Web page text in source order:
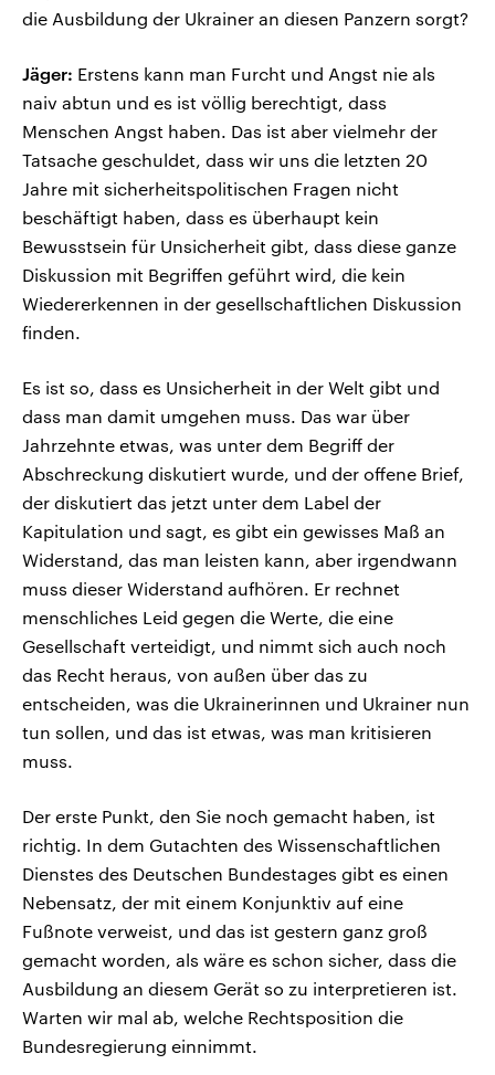
die Ausbildung der Ukrainer an diesen Panzern sorgt?
Jäger: Erstens kann man Furcht und Angst nie als
naiv abtun und es ist völlig berechtigt, dass
Menschen Angst haben. Das ist aber vielmehr der
Tatsache geschuldet, dass wir uns die letzten 20
Jahre mit sicherheitspolitischen Fragen nicht
beschäftigt haben, dass es überhaupt kein
Bewusstsein für Unsicherheit gibt, dass diese ganze
Diskussion mit Begriffen geführt wird, die kein
Wiedererkennen in der gesellschaftlichen Diskussion
finden.
Es ist so, dass es Unsicherheit in der Welt gibt und
dass man damit umgehen muss. Das war über
Jahrzehnte etwas, was unter dem Begriff der
Abschreckung diskutiert wurde, und der offene Brief,
der diskutiert das jetzt unter dem Label der
Kapitulation und sagt, es gibt ein gewisses Maß an
Widerstand, das man leisten kann, aber irgendwann
muss dieser Widerstand aufhören. Er rechnet
menschliches Leid gegen die Werte, die eine
Gesellschaft verteidigt, und nimmt sich auch noch
das Recht heraus, von außen über das zu
entscheiden, was die Ukrainerinnen und Ukrainer nun
tun sollen, und das ist etwas, was man kritisieren
muss.
Der erste Punkt, den Sie noch gemacht haben, ist
richtig. In dem Gutachten des Wissenschaftlichen
Dienstes des Deutschen Bundestages gibt es einen
Nebensatz, der mit einem Konjunktiv auf eine
Fußnote verweist, und das ist gestern ganz groß
gemacht worden, als wäre es schon sicher, dass die
Ausbildung an diesem Gerät so zu interpretieren ist.
Warten wir mal ab, welche Rechtsposition die
Bundesregierung einnimmt.